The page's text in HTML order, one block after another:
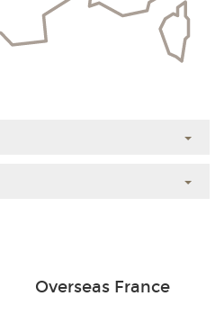
Overseas France